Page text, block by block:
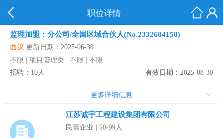
职位详情
监理加盟：分公司/全国区域合伙人(No.2332684158)
面议 更新日期：2025-06-30
不限 | 项目管理类 | 不限 | 不限
招聘：10人
有效日期：2025-08-30
更多详细信息
江苏诚宇工程建设集团有限公司
民营企业 | 50-99人